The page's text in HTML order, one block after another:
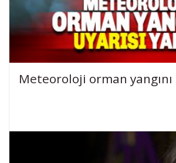
Meteoroloji orman yangını